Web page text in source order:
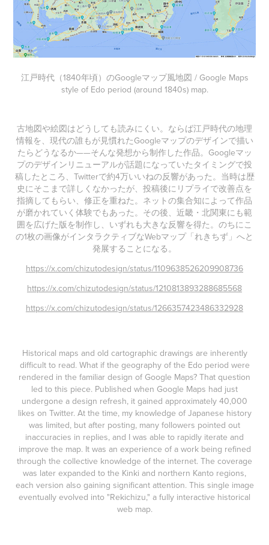
江戸時代（1840年頃）のGoogleマップ風地図 / Google Maps
style of Edo period (around 1840s) map.
古地図や絵図はどうしても読みにくい。ならば江戸時代の地理
情報を、現代の誰もが見慣れたGoogleマップのデザインで描い
たらどうなるか——そんな発想から制作した作品。Googleマッ
プのデザインリニューアルが話題になっていたタイミングで投
稿したところ、Twitterで約4万いいねの反響があった。当時は歴
史にそこまで詳しくなかったが、投稿後にリプライで改善点を
指摘してもらい、修正を重ねた。ネットの集合知によって作品
が磨かれていく体験でもあった。その後、近畿・北関東にも範
囲を広げた版を制作し、いずれも大きな反響を得た。のちにこ
の1枚の画像がインタラクティブなWebマップ「れきちず」へと
発展することになる。
https://x.com/chizutodesign/status/1109638526209908736
https://x.com/chizutodesign/status/1210813893288685568
https://x.com/chizutodesign/status/1266357423486332928
Historical maps and old cartographic drawings are inherently
difficult to read. What if the geography of the Edo period were
rendered in the familiar design of Google Maps? That question
led to this piece. Published when Google Maps had just
undergone a design refresh, it gained approximately 40,000
likes on Twitter. At the time, my knowledge of Japanese history
was limited, but after posting, many followers pointed out
inaccuracies in replies, and I was able to rapidly iterate and
improve the map. It was an experience of a work being refined
through the collective knowledge of the internet. The coverage
was later expanded to the Kinki and northern Kanto regions,
each version also gaining significant attention. This single image
eventually evolved into "Rekichizu," a fully interactive historical
web map.